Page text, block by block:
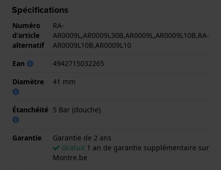
.
Spécifications
Numéro
d'article
alternatif
RA-
AR0009L,AR0009L30B,AR0009L,AR0009L10B,RA-
AR0009L10B,AR0009L10
Ean
4942715032265
Diamètre
41 mm
Étanchéité 5 Bar (douche)
Garantie
Garantie de 2 ans
Gratuit 1 an de garantie supplémentaire sur
Montre.be